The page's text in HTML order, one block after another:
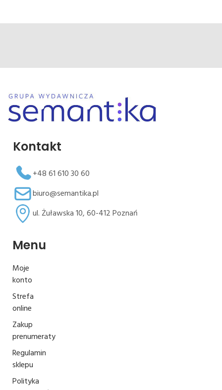
Kontakt
+48 61 610 30 60
biuro@semantika.pl
ul. Żuławska 10, 60-412 Poznań
Menu
Moje
konto
Strefa
online
Zakup
prenumeraty
Regulamin
sklepu
Polityka